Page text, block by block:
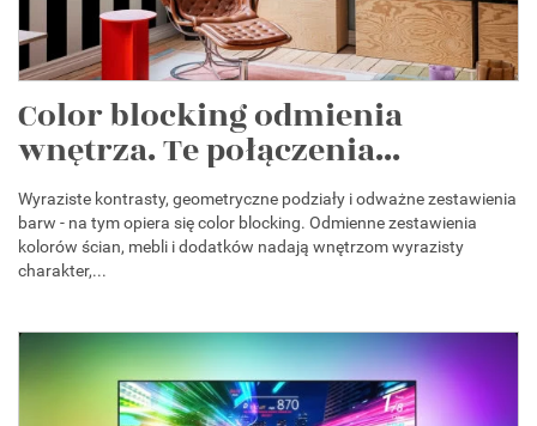
Color blocking odmienia
wnętrza. Te połączenia...
Wyraziste kontrasty, geometryczne podziały i odważne zestawienia
barw - na tym opiera się color blocking. Odmienne zestawienia
kolorów ścian, mebli i dodatków nadają wnętrzom wyrazisty
charakter,...